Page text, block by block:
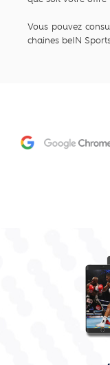
Vous pouvez
chaines beIN